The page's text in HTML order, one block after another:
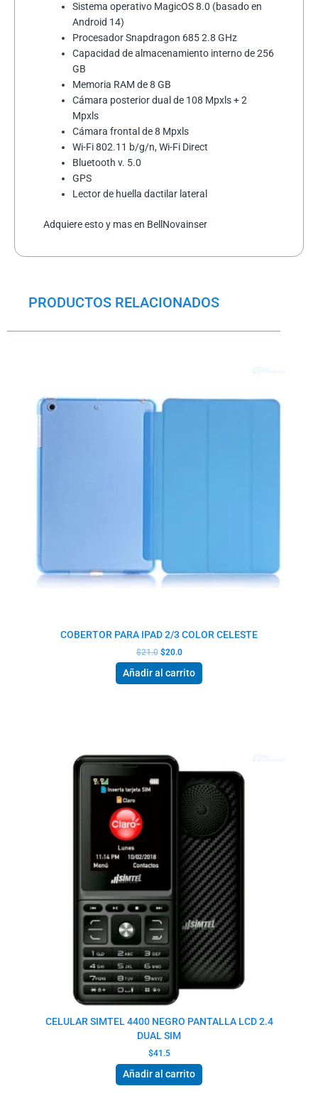
Sistema operativo MagicOS 8.0 (basado en
Android 14)
Procesador Snapdragon 685 2.8 GHz
Capacidad de almacenamiento interno de 256
GB
Memoria RAM de 8 GB
Cámara posterior dual de 108 Mpxls + 2
Mpxls
Cámara frontal de 8 Mpxls
Wi-Fi 802.11 b/g/n, Wi-Fi Direct
Bluetooth v. 5.0
GPS
Lector de huella dactilar lateral
Adquiere esto y mas en BellNovainser
PRODUCTOS RELACIONADOS
COBERTOR PARA IPAD 2/3 COLOR CELESTE
$21.0 $20.0
Añadir al carrito
CELULAR SIMTEL 4400 NEGRO PANTALLA LCD 2.4
DUAL SIM
$41.5
Añadir al carrito